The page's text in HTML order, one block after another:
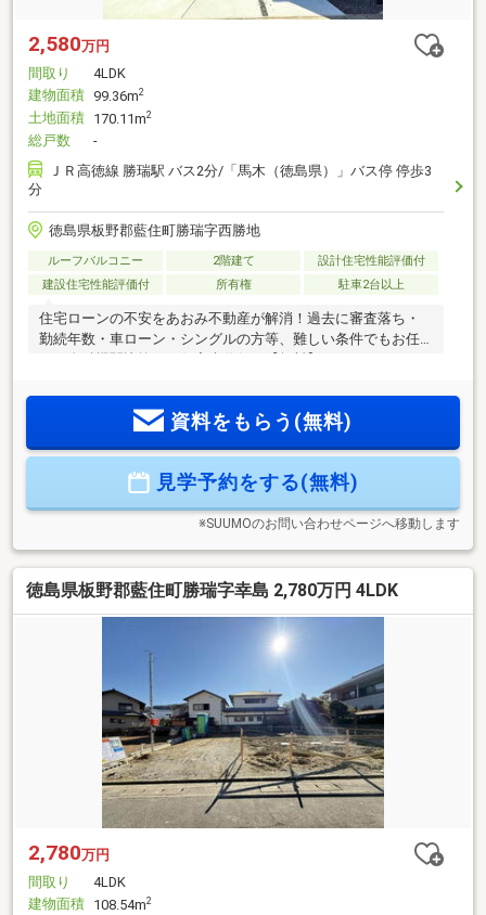
2,580万円
間取り
4LDK
建物面積 99.36m2
土地面積 170.11m2
総戸数
-
ＪＲ高徳線 勝瑞駅 バス2分/「馬木（徳島県）」バス停 停歩3
分
徳島県板野郡藍住町勝瑞字西勝地
ルーフバルコニー 2階建て
設計住宅性能評価付
建設住宅性能評価付
所有権 駐車2台以上
住宅ローンの不安をあおみ不動産が解消！過去に審査落ち・
勤続年数・車ローン・シングルの方等、難しい条件でもお任
る方は【087-810-3147】にお気軽にお電話下さい♪または、
「見学予約ボタン」から簡単30秒で即時予約◎
資料をもらう(無料)
見学予約をする(無料)
※SUUMOのお問い合わせページへ移動します
徳島県板野郡藍住町勝瑞字幸島 2,780万円 4LDK
2,780万円
間取り
4LDK
建物面積 108.54m2